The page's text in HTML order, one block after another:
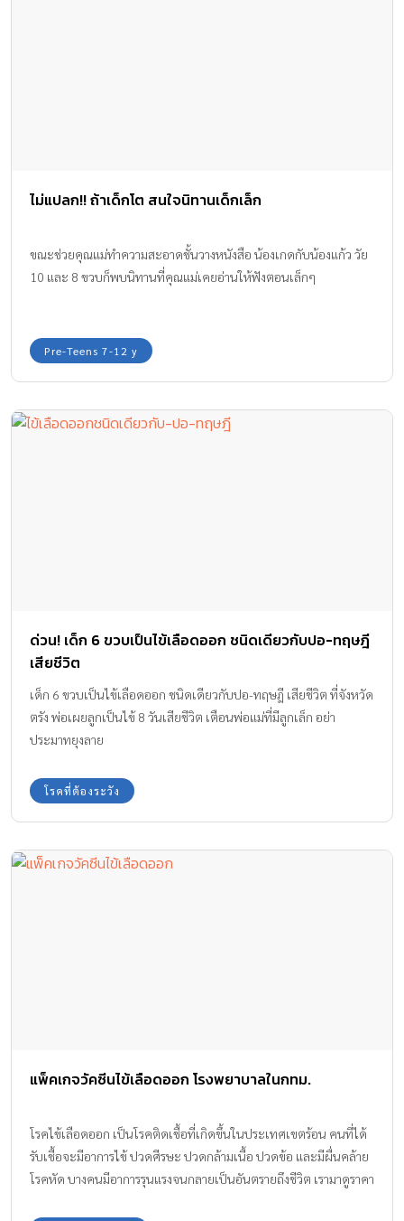
ไม่แปลก!! ถ้าเด็กโต สนใจนิทานเด็กเล็ก
ขณะช่วยคุณแม่ทำความสะอาดชั้นวางหนังสือ น้องเกดกับน้องแก้ว วัย
10 และ 8 ขวบก็พบนิทานที่คุณแม่เคยอ่านให้ฟังตอนเล็กๆ
Pre-Teens 7-12 y
ด่วน! เด็ก 6 ขวบเป็นไข้เลือดออก ชนิดเดียวกับปอ-ทฤษฎี
เสียชีวิต
เด็ก 6 ขวบเป็นไข้เลือดออก ชนิดเดียวกับปอ-ทฤษฎี เสียชีวิต ที่จังหวัด
ตรัง พ่อเผยลูกเป็นไข้ 8 วันเสียชีวิต เตือนพ่อแม่ที่มีลูกเล็ก อย่า
ประมาทยุงลาย
โรคที่ต้องระวัง
แพ็คเกจวัคซีนไข้เลือดออก โรงพยาบาลในกทม.
โรคไข้เลือดออก เป็นโรคติดเชื้อที่เกิดขึ้นในประเทศเขตร้อน คนที่ได้
รับเชื้อจะมีอาการไข้ ปวดศีรษะ ปวดกล้ามเนื้อ ปวดข้อ และมีผื่นคล้าย
โรคหัด บางคนมีอาการรุนแรงจนกลายเป็นอันตรายถึงชีวิต เรามาดูราคา